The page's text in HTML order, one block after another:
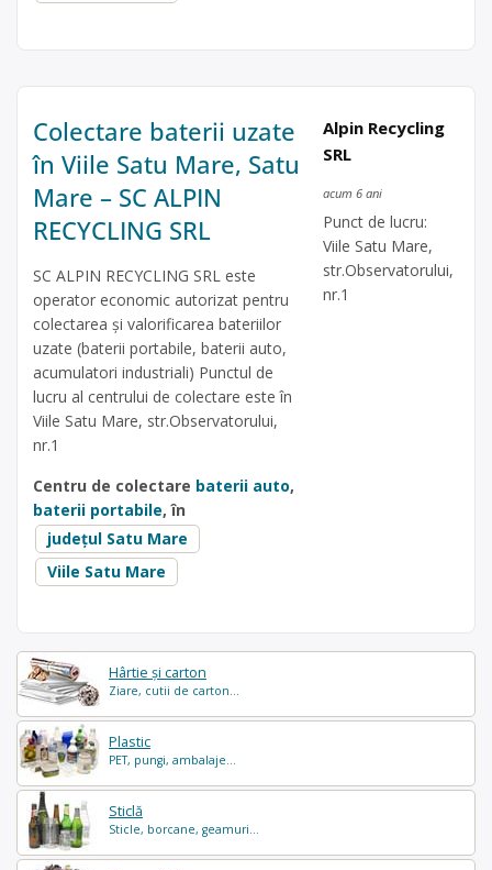
Hârtie și carton
Ziare, cutii de carton...
Plastic
PET, pungi, ambalaje...
Sticlă
Sticle, borcane, geamuri...
Colectare baterii uzate
în Viile Satu Mare, Satu
Mare – SC ALPIN
RECYCLING SRL
SC ALPIN RECYCLING SRL este
operator economic autorizat pentru
colectarea și valorificarea bateriilor
uzate (baterii portabile, baterii auto,
acumulatori industriali) Punctul de
lucru al centrului de colectare este în
Viile Satu Mare, str.Observatorului,
nr.1
Centru de colectare baterii auto,
baterii portabile, în
județul Satu Mare
Viile Satu Mare
Alpin Recycling
SRL
acum 6 ani
Punct de lucru:
Viile Satu Mare,
str.Observatorului,
nr.1